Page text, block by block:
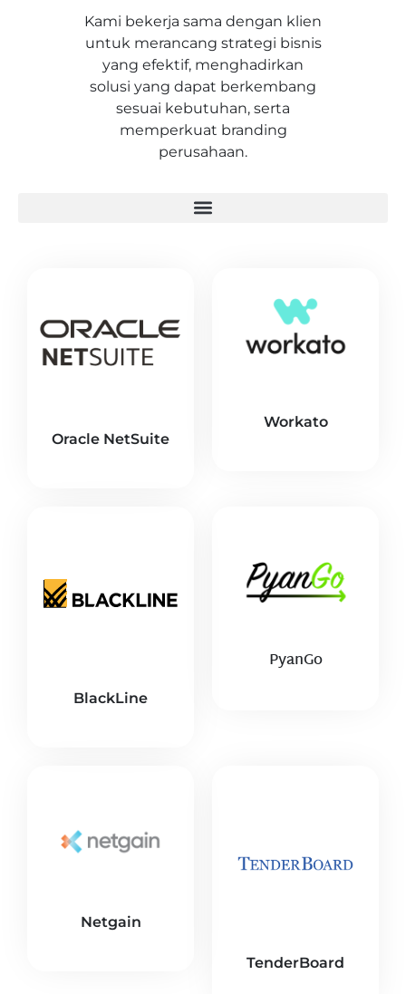
Kami bekerja sama dengan klien
untuk merancang strategi bisnis
yang efektif, menghadirkan
solusi yang dapat berkembang
sesuai kebutuhan, serta
memperkuat branding
perusahaan.
Oracle NetSuite
Workato
BlackLine
PyanGo
Netgain
TenderBoard